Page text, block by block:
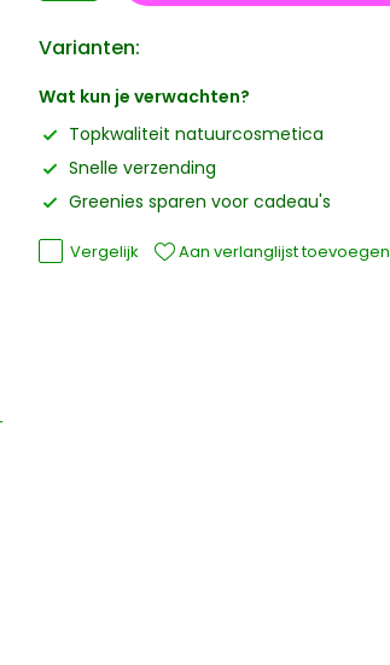
Varianten:
Wat kun je verwachten?
Topkwaliteit natuurcosmetica
Snelle verzending
Greenies sparen voor cadeau's
Vergelijk Aan verlanglijst toevoegen